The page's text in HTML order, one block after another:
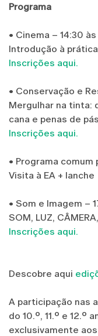
Programa
• Cinema – 14:30
Introdução à
Inscrições aqui.
• Conservação e
Mergulhar na tinta:
cana e penas de
Inscrições aqui.
• Programa comum
Visita à EA + lanche
• Som e Imagem –
SOM, LUZ,
Inscrições aqui.
Descobre aqui
A participação nas
do 10.º, 11.º e 12.º
exclusivamente